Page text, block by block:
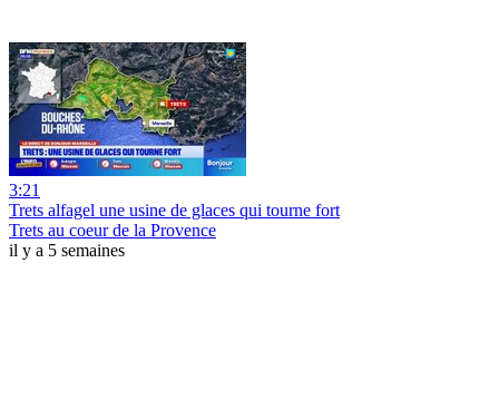
3:21
Trets alfagel une usine de glaces qui tourne fort
Trets au coeur de la Provence
il y a 5 semaines